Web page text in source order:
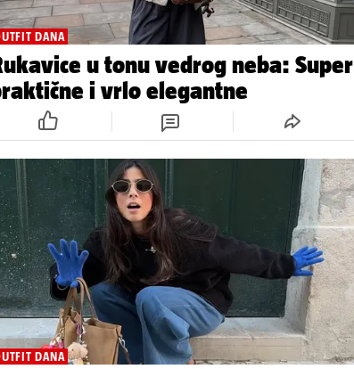
DANA
u tonu vedrog neba: Super
i vrlo elegantne
DANA